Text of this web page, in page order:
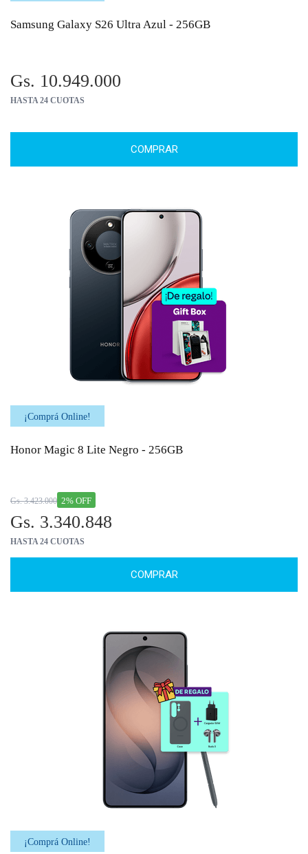
Samsung Galaxy S26 Ultra Azul - 256GB
Gs. 10.949.000
HASTA 24 CUOTAS
COMPRAR
¡Comprá Online!
Honor Magic 8 Lite Negro - 256GB
2% OFF
Gs. 3.423.000
Gs. 3.340.848
HASTA 24 CUOTAS
COMPRAR
¡Comprá Online!